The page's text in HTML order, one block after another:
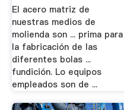
El acero matriz de
nuestras medios de
molienda son ... prima para
la fabricación de las
diferentes bolas ...
fundición. Lo equipos
empleados son de ...